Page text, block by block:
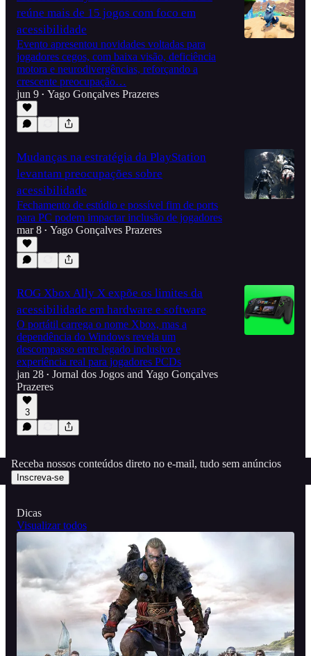
reúne mais de 15 jogos com foco em
acessibilidade
Evento apresentou novidades voltadas para
jogadores cegos, com baixa visão, deficiência
motora e neurodivergências, reforçando a
crescente preocupação…
jun 9 • Yago Gonçalves Prazeres
Mudanças na estratégia da PlayStation
levantam preocupações sobre
acessibilidade
Fechamento de estúdio e possível fim de ports
para PC podem impactar inclusão de jogadores
mar 8 • Yago Gonçalves Prazeres
ROG Xbox Ally X expõe os limites da
acessibilidade em hardware e software
O portátil carrega o nome Xbox, mas a
dependência do Windows revela um
descompasso entre legado inclusivo e
experiência real para jogadores PCDs
jan 28 • Jornal dos Jogos and Yago Gonçalves
Prazeres
3
Receba nossos conteúdos direto no e-mail, tudo sem anúncios
Inscreva-se
Dicas
Visualizar todos